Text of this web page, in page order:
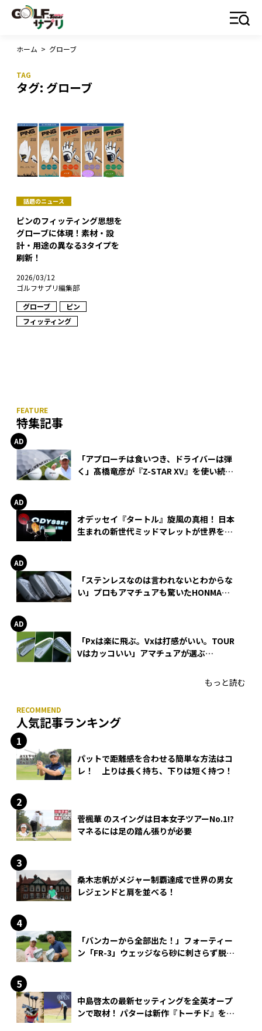
ホーム > グローブ
タグ: グローブ
話題のニュース
ピンのフィッティング思想を
グローブに体現！素材・設
計・用途の異なる3タイプを
刷新！
2026/03/12
ゴルフサプリ編集部
グローブ
ピン
フィッティング
特集記事
「アプローチは食いつき、ドライバーは弾
く」髙橋竜彦が『Z-STAR XV』を使い続け
オデッセイ『タートル』旋風の真相！ 日本
生まれの新世代ミッドマレットが世界を席
「ステンレスなのは言われないとわからな
い」プロもアマチュアも驚いたHONMA
「Pxは楽に飛ぶ。Vxは打感がいい。TOUR
Vはカッコいい」アマチュアが選ぶ
もっと読む
人気記事ランキング
パットで距離感を合わせる簡単な方法はコ
レ！ 上りは長く持ち、下りは短く持つ！
菅楓華 のスイングは日本女子ツアーNo.1!?
マネるには足の踏ん張りが必要
桑木志帆がメジャー制覇達成で世界の男女
レジェンドと肩を並べる！
「バンカーから全部出た！」フォーティー
ン「FR-3」ウェッジなら砂に刺さらず脱出
中島啓太の最新セッティングを全英オープ
ンで取材！ パターは新作『トーチド』を投